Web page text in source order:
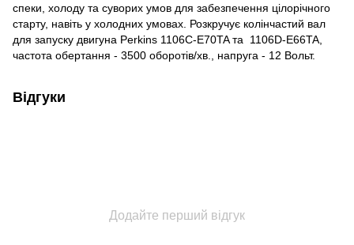
спеки, холоду та суворих умов для забезпечення цілорічного
старту, навіть у холодних умовах. Розкручує колінчастий вал
для запуску двигуна Perkins 1106C-E70TA та 1106D-E66TA
частота обертання - 3500 оборотів/хв., напруга - 12 Вольт.
Відгуки
Додайте перший відгук